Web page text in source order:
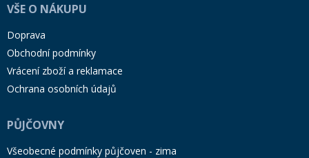
VŠE O NÁKUPU
Doprava
Obchodní podmínky
Vrácení zboží a reklamace
Ochrana osobních údajů
PŮJČOVNY
Všeobecné podmínky půjčoven - zima